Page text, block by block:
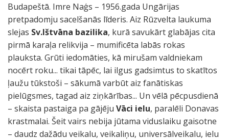
Budapeštā. Imre Naģs – 1956.gada Ungārijas
pretpadomju sacelšanās līderis. Aiz Rūzvelta laukuma
slejas Sv.Ištvāna bazilika, kurā savukārt glabājas cita
pirmā karaļa relikvija – mumificēta labās rokas
plauksta. Grūti iedomāties, kā mirušam valdniekam
nocērt roku... tikai tāpēc, lai ilgus gadsimtus to skatītos
ļaužu tūkstoši – sākumā varbūt aiz fanātiskas
pielūgsmes, tagad aiz ziņkārības... Un vēlā pēcpusdienā
– skaista pastaiga pa gājēju Vāci ielu, paralēli Donavas
krastmalai. Šeit vairs nebija jūtama viduslaiku gaisotne
– daudz dažādu veikalu, veikaliņu, universālveikalu, ielu